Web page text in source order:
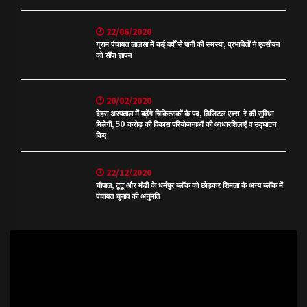
22/06/2020
ग्राम पंचायत लालसा में कई वर्षों से पानी की समस्या, प्रभावितों ने एक्सीयन
को सौंपा ज्ञापन
20/02/2020
देहरा अस्पताल में बढ़ेंगे चिकित्सकों के पद, डिजिटल एक्स-रे की सुविधा
मिलेगी, 50 करोड़ की विकास परियोजनाओं की आधारशिलाएं व उद्घाटन
किए
22/12/2020
चौपाल, टूटू और मंडी के धर्मपुर ब्लॉक को छोड़कर शिमला के अन्य ब्लॉक में
पंचायत चुनाव की अनुमति